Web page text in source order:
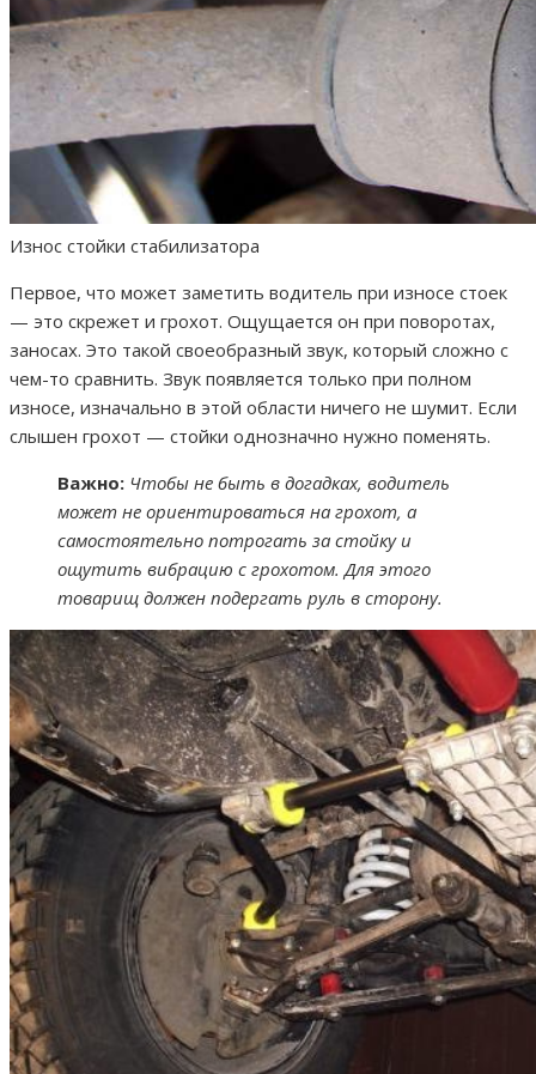
Износ стойки стабилизатора
Первое, что может заметить водитель при износе стоек
— это скрежет и грохот. Ощущается он при поворотах,
заносах. Это такой своеобразный звук, который сложно с
чем-то сравнить. Звук появляется только при полном
износе, изначально в этой области ничего не шумит. Если
слышен грохот — стойки однозначно нужно поменять.
Важно: Чтобы не быть в догадках, водитель
может не ориентироваться на грохот, а
самостоятельно потрогать за стойку и
ощутить вибрацию с грохотом. Для этого
товарищ должен подергать руль в сторону.